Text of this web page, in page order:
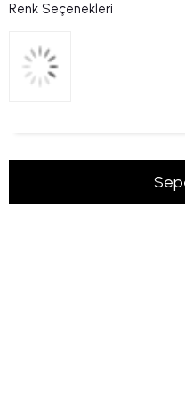
Renk Seçenekleri